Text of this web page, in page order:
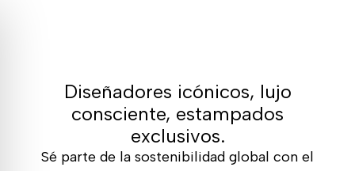
Diseñadores icónicos, lujo
consciente, estampados
exclusivos.
Sé parte de la sostenibilidad global con el